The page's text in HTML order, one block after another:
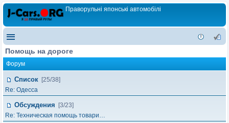
Праворульні японські автомобілі
Помощь на дороге
Форум
Список [25/38]
Re: Одесса
Обсуждения
[3/23]
Re: Техническая помощь товари…